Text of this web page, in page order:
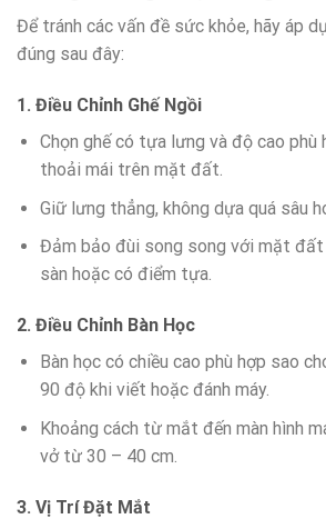
Để tránh các vấn đề sức khỏe, hãy áp
đúng sau đây:
1. Điều Chỉnh Ghế Ngồi
Chọn ghế có tựa lưng và độ cao phù
thoải mái trên mặt đất.
Giữ lưng thẳng, không dựa quá sâu
Đảm bảo đùi song song với mặt đất
sàn hoặc có điểm tựa.
2. Điều Chỉnh Bàn Học
Bàn học có chiều cao phù hợp sao
90 độ khi viết hoặc đánh máy.
Khoảng cách từ mắt đến màn hình
vở từ 30 – 40 cm.
3. Vị Trí Đặt Mắt